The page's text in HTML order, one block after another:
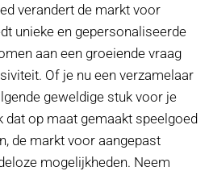
verandert de markt voor
unieke en gepersonaliseerde
aan een groeiende vraag
Of je nu een verzamelaar
geweldige stuk voor je
op maat gemaakt speelgoed
de markt voor aangepast
mogelijkheden. Neem